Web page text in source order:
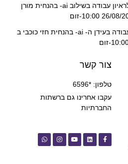
סדנא- הכנה לראיון עבודה בשילוב ai- בהנחית מורן
סדנא- עולם עבודה בעידן ה- ai- בהנחית חזי כוכבי ב
צור קשר
טלפון: *6596
עקבו אחרינו גם ברשתות
החברתיות